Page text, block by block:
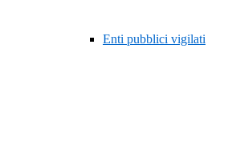
Enti pubblici vigilati